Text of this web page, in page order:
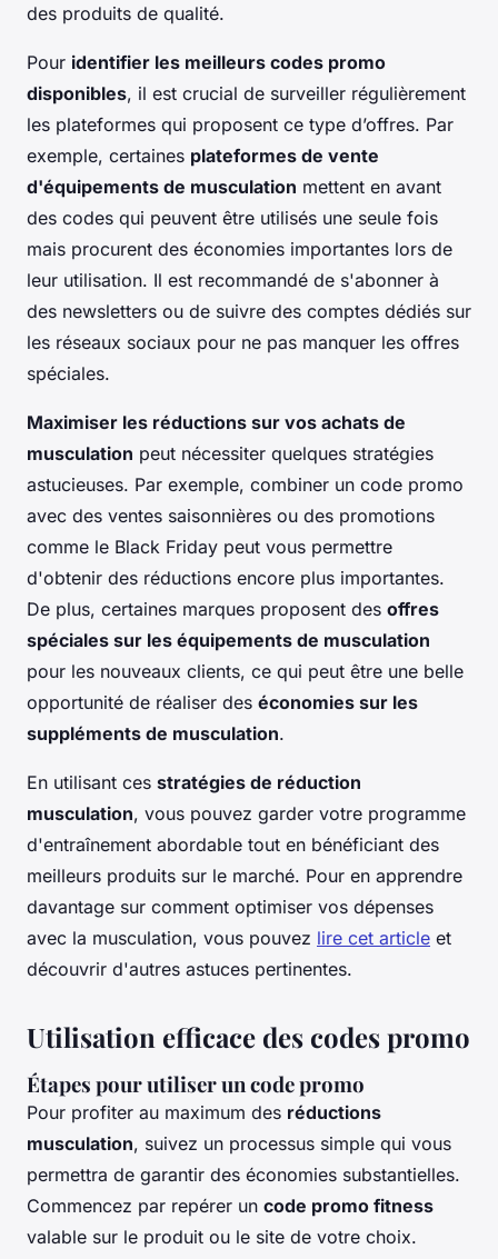
des produits de qualité.
Pour identifier les meilleurs codes promo
disponibles, il est crucial de surveiller régulièrement
les plateformes qui proposent ce type d’offres. Par
exemple, certaines plateformes de vente
d'équipements de musculation mettent en avant
des codes qui peuvent être utilisés une seule fois
mais procurent des économies importantes lors de
leur utilisation. Il est recommandé de s'abonner à
des newsletters ou de suivre des comptes dédiés sur
les réseaux sociaux pour ne pas manquer les offres
spéciales.
Maximiser les réductions sur vos achats de
musculation peut nécessiter quelques stratégies
astucieuses. Par exemple, combiner un code promo
avec des ventes saisonnières ou des promotions
comme le Black Friday peut vous permettre
d'obtenir des réductions encore plus importantes.
De plus, certaines marques proposent des offres
spéciales sur les équipements de musculation
pour les nouveaux clients, ce qui peut être une belle
opportunité de réaliser des économies sur les
suppléments de musculation.
En utilisant ces stratégies de réduction
musculation, vous pouvez garder votre programme
d'entraînement abordable tout en bénéficiant des
meilleurs produits sur le marché. Pour en apprendre
davantage sur comment optimiser vos dépenses
avec la musculation, vous pouvez lire cet article et
découvrir d'autres astuces pertinentes.
Utilisation efficace des codes promo
Étapes pour utiliser un code promo
Pour profiter au maximum des réductions
musculation, suivez un processus simple qui vous
permettra de garantir des économies substantielles.
Commencez par repérer un code promo fitness
valable sur le produit ou le site de votre choix.